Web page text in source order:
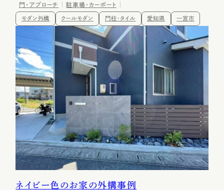
門・アプローチ 駐車場・カーポート
モダン外構 クールモダン 門柱・タイル 愛知県 一宮市
ネイビー色のお家の外構事例